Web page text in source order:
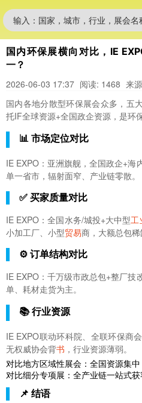
输入：国家，城市，行业，展会名
国内环保展横向对比，IE
一？
2026-06-03 17:37 阅读: 1468 来
国内各地分散型环保展会众多，五
托IF全球资源+全国政企资源，是环
📊 市场定位对比
IE EXPO：亚洲旗舰，全国政企+海
单一省市，辐射面窄、产业链零散。
✅ 买家质量对比
IE EXPO：全国水务/城投+大中型工
小加工厂、小型贸易商，大额总包稀
⚙️ 订单结构对比
IE EXPO：千万级市政总包+整厂技
单、耗材走货为主。
📚 行业资源
IE EXPO联动环科院、全联环保商
无权威协会背书 ，行业资源薄弱。
对比地方区域性展会：全国资源集
对比细分专项展：全产业链一站式获
📌 结语